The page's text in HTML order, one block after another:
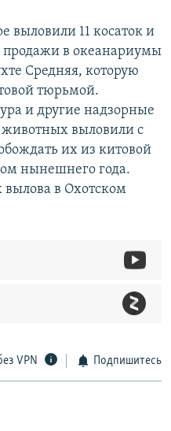
выловили 11 косаток и
продажи в океанариумы
Средняя, которую
тюрьмой.
и другие надзорные
животных выловили с
их из китовой
нынешнего года.
вылова в Охотском
VPN Подпишитесь